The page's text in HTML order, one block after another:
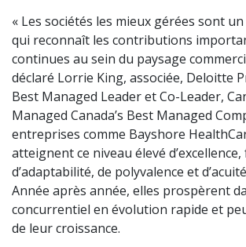
« Les sociétés les mieux gérées sont
qui reconnaît les contributions
continues au sein du paysage
déclaré Lorrie King, associée, Deloitte
Best Managed Leader et Co-Leader,
Managed Canada’s Best Managed
entreprises comme Bayshore
atteignent ce niveau élevé
d’adaptabilité, de polyvalence et
Année après année, elles prospèrent
concurrentiel en évolution rapide et
de leur croissance.